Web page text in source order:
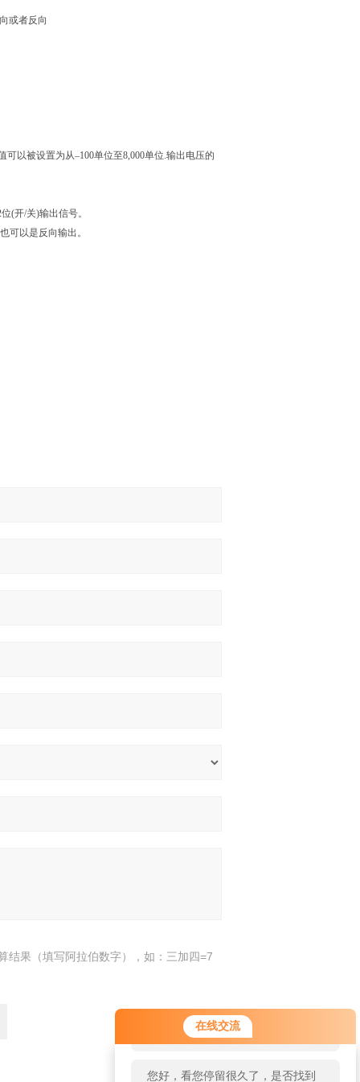
在线交流
您好！欢迎前来咨询，很高兴为您
服务，请问您要咨询什么问题呢？
您好，看您停留很久了，是否找到
或者反向
可以被设置为从–100单位至8,000单位.输出电压的
(开/关)输出信号。
可以是反向输出。
结果（填写阿拉伯数字），如：三加四=7